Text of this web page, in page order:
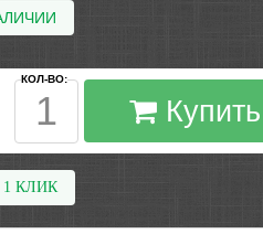
КОЛ-ВО:
Купить
КЛИК